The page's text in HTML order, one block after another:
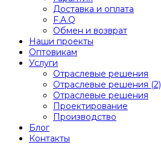
Доставка и оплата
F.A.Q
Обмен и возврат
Наши проекты
Оптовикам
Услуги
Отраслевые решения
Отраслевые решения (2)
Отраслевые решения
Проектирование
Производство
Блог
Контакты